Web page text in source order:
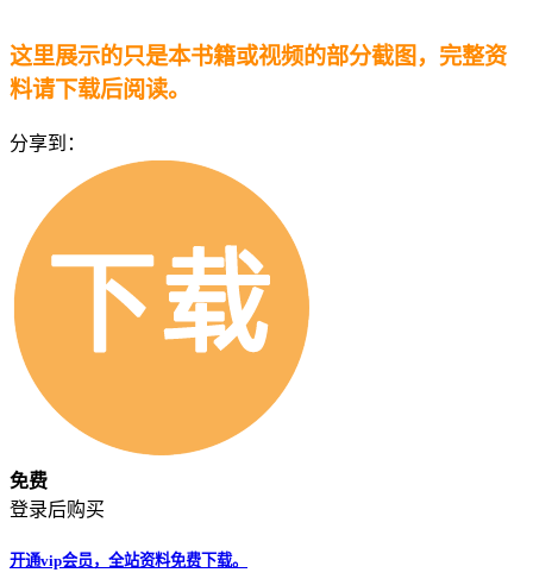
这里展示的只是本书籍或视频的部分截图，完整资
料请下载后阅读。
分享到：
免费
登录后购买
开通vip会员，全站资料免费下载。